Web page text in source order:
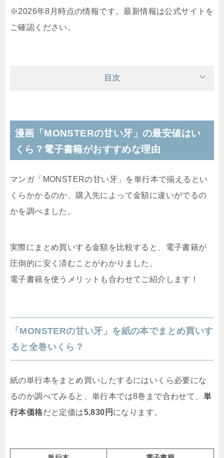
※2026年8月時点の情報です。最新情報は公式サイトを
ご確認ください。
目次
漫画「MONSTERの甘い牙」の最安値はい
くら？電子書籍がおすすめな理由
マンガ「MONSTERの甘い牙」を単行本で揃えるとい
くらかかるのか、購入先によって金額に違いがでるの
かを調べました。
実際にまとめ買いする金額を比較すると、電子書籍が
圧倒的に安く済むことがわかりました。
電子書籍を使うメリットも合わせてご紹介します！
「MONSTERの甘い牙」を紙の本でまとめ買いす
ると全巻いくら？
紙の単行本をまとめ買いしたするにはいくら必要にな
るのか調べてみると、単行本では8巻まで合わせて、 単
行本価格だと定価は5,830円 になります。